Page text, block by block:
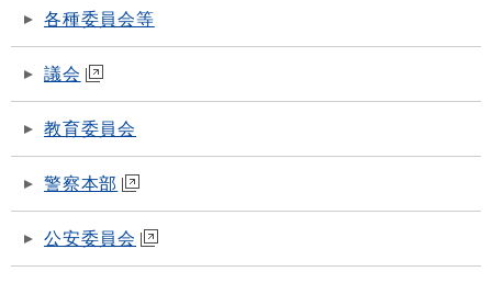
各種委員会等
議会
教育委員会
警察本部
公安委員会